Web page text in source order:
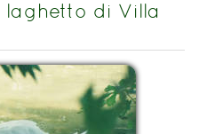
laghetto di Villa